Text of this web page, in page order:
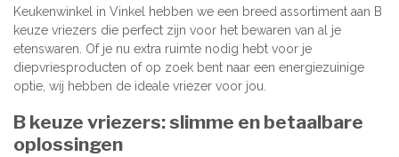
Keukenwinkel in Vinkel hebben we een breed assortiment aan B
keuze vriezers die perfect zijn voor het bewaren van al je
etenswaren. Of je nu extra ruimte nodig hebt voor je
diepvriesproducten of op zoek bent naar een energiezuinige
optie, wij hebben de ideale vriezer voor jou.
B keuze vriezers: slimme en betaalbare
oplossingen